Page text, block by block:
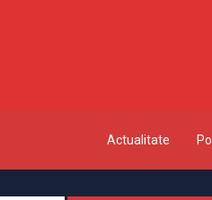
Actualitate